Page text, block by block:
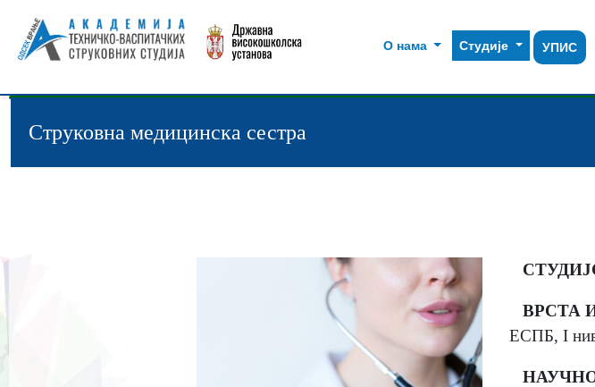
О нама Студије УПИС
Струковна медицинска сестра
ВРСТА
ЕСПБ, I